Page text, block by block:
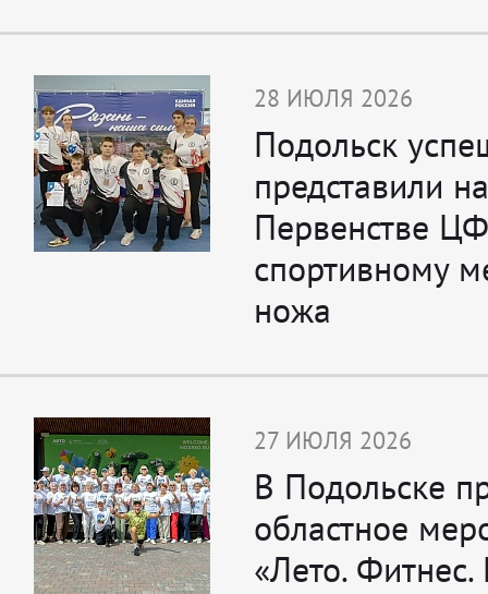
28 ИЮЛЯ 2026
Подольск
представили на
Первенстве
спортивному
ножа
27 ИЮЛЯ 2026
В Подольске
областное
«Лето. Фитнес.